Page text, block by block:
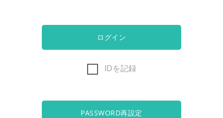
ログイン
IDを記録
PASSWORD再設定